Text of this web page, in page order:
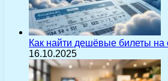
Как найти дешёвые билеты на
16.10.2025